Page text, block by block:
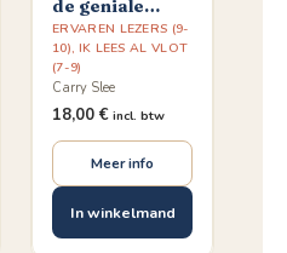
de geniale
ontsnapping
ERVAREN LEZERS (9-
10), IK LEES AL VLOT
(7-9)
Carry Slee
18,00 € incl. btw
Meer info
In winkelmand